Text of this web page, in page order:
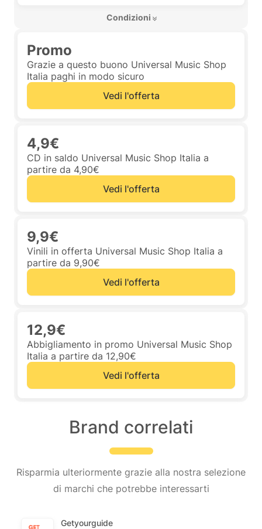
Condizioni
Promo
Grazie a questo buono Universal Music Shop
Italia paghi in modo sicuro
Vedi l'offerta
4,9€
CD in saldo Universal Music Shop Italia a
partire da 4,90€
Vedi l'offerta
9,9€
Vinili in offerta Universal Music Shop Italia a
partire da 9,90€
Vedi l'offerta
12,9€
Abbigliamento in promo Universal Music Shop
Italia a partire da 12,90€
Vedi l'offerta
Brand correlati
Risparmia ulteriormente grazie alla nostra selezione
di marchi che potrebbe interessarti
Getyourguide